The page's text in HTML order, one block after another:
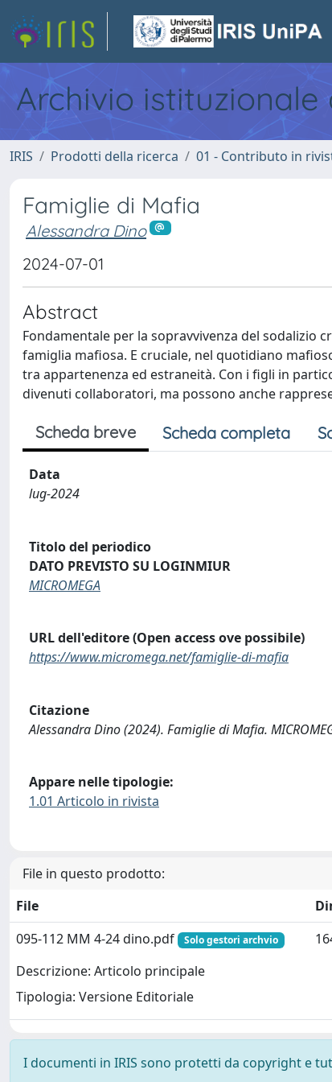
Archivio
IRIS Prodotti della ricerca 01 - Contributo in
Famiglie di Mafia
Alessandra Dino
2024-07-01
Abstract
Fondamentale per la sopravvivenza del sodalizio
famiglia mafiosa. E cruciale, nel quotidiano
tra appartenenza ed estraneità. Con i figli in
divenuti collaboratori, ma possono anche
Scheda breve Scheda completa
Data
lug-2024
Titolo del periodico
DATO PREVISTO SU LOGINMIUR
MICROMEGA
URL dell'editore (Open access ove possibile)
https://www.micromega.net/famiglie-di-mafia
Citazione
Alessandra Dino (2024). Famiglie di Mafia.
Appare nelle tipologie:
1.01 Articolo in rivista
File in questo prodotto:
File
095-112 MM 4-24 dino.pdf
Solo gestori archvio
Descrizione: Articolo principale
Tipologia: Versione Editoriale
I documenti in IRIS sono protetti da copyright e